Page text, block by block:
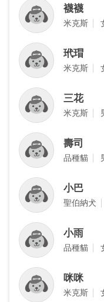
襪襪
米克斯
玳瑁
米克斯
三花
米克斯
壽司
品種貓
小巴
聖伯納犬
小雨
品種貓
咪咪
米克斯